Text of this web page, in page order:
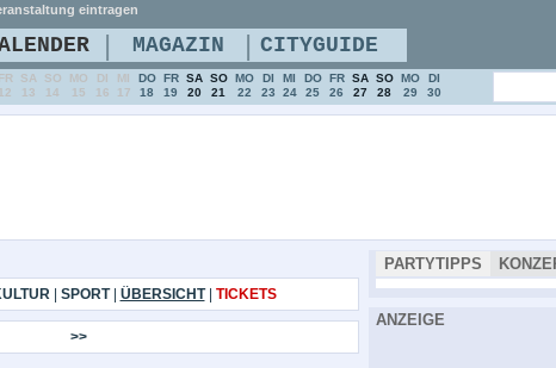
| SPORT| ÜBERSICHT| TICKETS
>>
PARTYTIPPS
ANZEIGE
eintragen
| MAGAZIN | CITYGUIDE
FR
12
SA
13
SO
14
MO
15
DI
16
MI
17
DO
18
FR
19
SA
20
SO
21
MO
22
DI
23
MI
24
DO
25
FR
26
SA
27
SO
28
MO
29
DI
30